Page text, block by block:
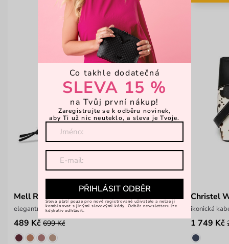
Mell Rays Black
elegantní prošívaná peněženka na zip
489 Kč 699 Kč
Christel
ikonická
1 749 Kč
Co takhle dodatečná
SLEVA 15 %
na Tvůj první nákup!
Zaregistrujte se k odběru novinek,
aby Ti už nic neuteklo, a sleva je Tvoje.
PŘIHLÁSIT ODBĚR
Sleva platí pouze pro nově registrované uživatele a nelze ji
kombinovat s jinými slevovými kódy. Odběr newsletteru lze
kdykoliv odhlásit.